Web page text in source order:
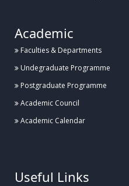
Posted: ২৭ জুলাই, হাবিপ্রবি, দিনাজপুর
হাবিপ্রবিতে ব্যাডমিন্টন কার্নিভাল ১.০ এর উদ্বোধন
Academic
Faculties & Departments
Undegraduate Programme
Postgraduate Programme
Academic Council
Academic Calendar
Useful Links